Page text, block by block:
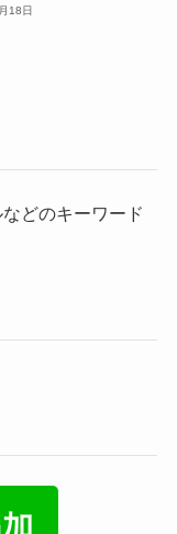
18日
どのキーワード